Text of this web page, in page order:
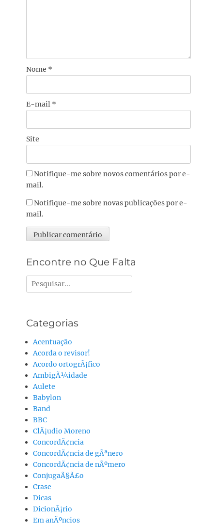
Nome *
E-mail *
Site
Notifique-me sobre novos comentários por e-
mail.
Notifique-me sobre novas publicações por e-
mail.
Encontre no Que Falta
Pesquisar
por:
Categorias
Acentuação
Acorda o revisor!
Acordo ortogrÃ¡fico
AmbigÃ¼idade
Aulete
Babylon
Band
BBC
ClÃ¡udio Moreno
ConcordÃ¢ncia
ConcordÃ¢ncia de gÃªnero
ConcordÃ¢ncia de nÃºmero
ConjugaÃ§Ã£o
Crase
Dicas
DicionÃ¡rio
Em anÃºncios